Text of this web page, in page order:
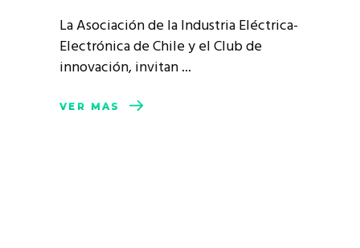
La Asociación de la Industria Eléctrica-
Electrónica de Chile y el Club de
innovación, invitan
VER MÁS